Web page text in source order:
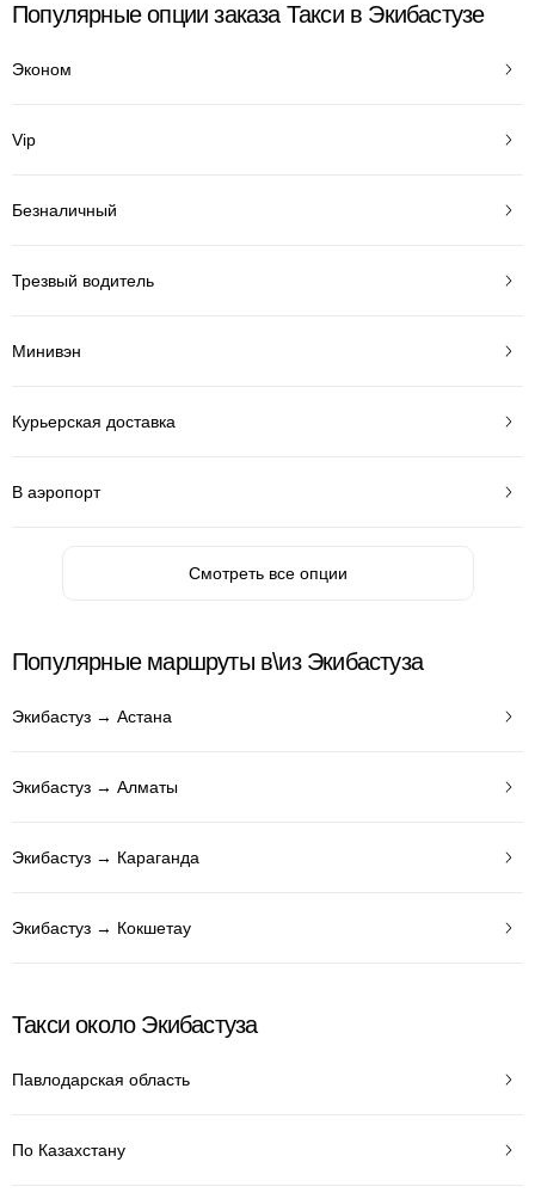
Популярные опции заказа Такси в Экибастузе
Эконом
Vip
Безналичный
Трезвый водитель
Минивэн
Курьерская доставка
В аэропорт
Смотреть все опции
Популярные маршруты в\из Экибастуза
Экибастуз → Астана
Экибастуз → Алматы
Экибастуз → Караганда
Экибастуз → Кокшетау
Такси около Экибастуза
Павлодарская область
По Казахстану